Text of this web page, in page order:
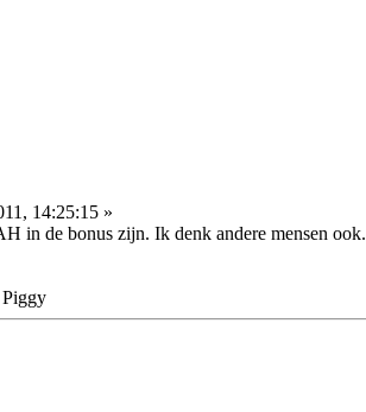
14:25:15 »
in de bonus zijn. Ik denk andere mensen ook.